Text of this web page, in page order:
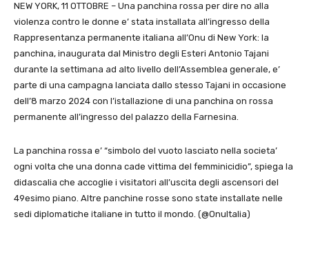
NEW YORK, 11 OTTOBRE – Una panchina rossa per dire no alla
violenza contro le donne e’ stata installata all’ingresso della
Rappresentanza permanente italiana all’Onu di New York: la
panchina, inaugurata dal Ministro degli Esteri Antonio Tajani
durante la settimana ad alto livello dell’Assemblea generale, e’
parte di una campagna lanciata dallo stesso Tajani in occasione
dell’8 marzo 2024 con l’istallazione di una panchina on rossa
permanente all’ingresso del palazzo della Farnesina.
La panchina rossa e’ “simbolo del vuoto lasciato nella societa’
ogni volta che una donna cade vittima del femminicidio”, spiega la
didascalia che accoglie i visitatori all’uscita degli ascensori del
49esimo piano. Altre panchine rosse sono state installate nelle
sedi diplomatiche italiane in tutto il mondo. (@OnuItalia)